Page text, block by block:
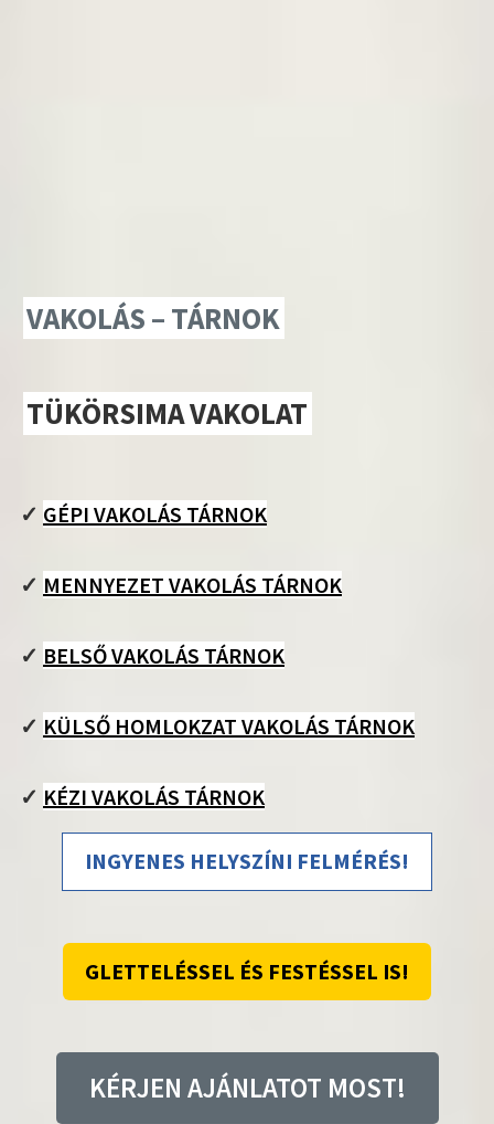
VAKOLÁS – TÁRNOK
TÜKÖRSIMA VAKOLAT
✓ GÉPI VAKOLÁS TÁRNOK
✓ MENNYEZET VAKOLÁS TÁRNOK
✓ BELSŐ VAKOLÁS TÁRNOK
✓ KÜLSŐ HOMLOKZAT VAKOLÁS TÁRNOK
✓ KÉZI VAKOLÁS TÁRNOK
INGYENES HELYSZÍNI FELMÉRÉS!
GLETTELÉSSEL ÉS FESTÉSSEL IS!
KÉRJEN AJÁNLATOT MOST!